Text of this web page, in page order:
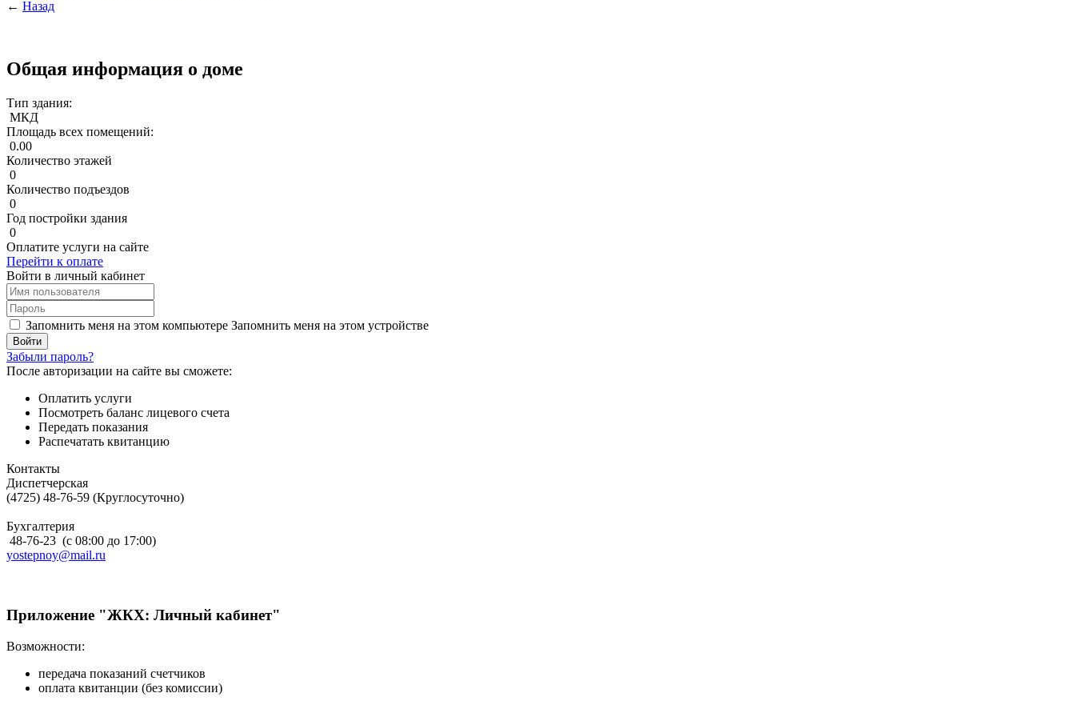
← Назад
Общая информация о доме
Тип здания:
МКД
Площадь всех помещений:
0.00
Количество этажей
0
Количество подъездов
0
Год постройки здания
0
Оплатите услуги на сайте
Перейти к оплате
Войти в личный кабинет
Запомнить меня на этом компьютере Запомнить меня на этом устройстве
Забыли пароль?
После авторизации на сайте вы сможете:
Оплатить услуги
Посмотреть баланс лицевого счета
Передать показания
Распечатать квитанцию
Контакты
Диспетчерская
(4725) 48-76-59 (Круглосуточно)
Бухгалтерия
48-76-23 (с 08:00 до 17:00)
yostepnoy@mail.ru
Приложение "ЖКХ: Личный кабинет"
Возможности:
передача показаний счетчиков
оплата квитанции (без комиссии)